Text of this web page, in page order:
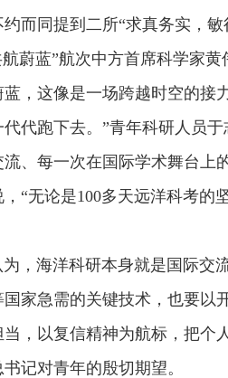
约而同提到二所“求真务实，
蔚蓝”航次中方首席科学家
，这像是一场跨越时空的接
代跑下去。”青年科研人员
、每一次在国际学术舞台上
“无论是100多天远洋科考
海洋科研本身就是国际交
家急需的关键技术，也要以
，以复信精神为航标，把个
书记对青年的殷切期望。